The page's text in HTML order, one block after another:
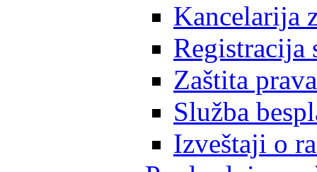
Kancelarija
Registracija
Zaštita
Služba
Izveštaji o